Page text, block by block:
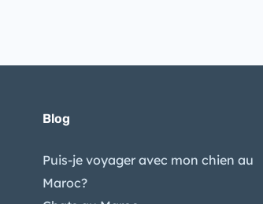
Blog
Puis-je voyager avec mon chien au
Maroc?